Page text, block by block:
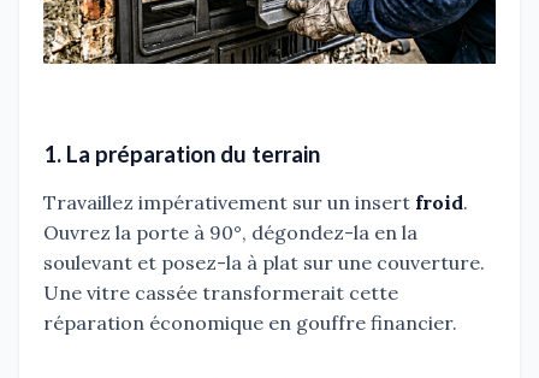
1. La préparation du terrain
Travaillez impérativement sur un insert froid.
Ouvrez la porte à 90°, dégondez-la en la
soulevant et posez-la à plat sur une couverture.
Une vitre cassée transformerait cette
réparation économique en gouffre financier.